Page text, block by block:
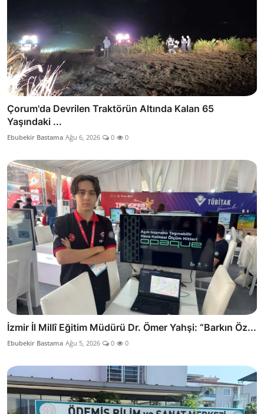
Çorum'da Devrilen Traktörün Altında Kalan 65
Yaşındaki ...
Ebubekir Bastama Ağu 6, 2026 0 0
İzmir İl Millî Eğitim Müdürü Dr. Ömer Yahşi: “Barkın Öz...
Ebubekir Bastama Ağu 5, 2026 0 0